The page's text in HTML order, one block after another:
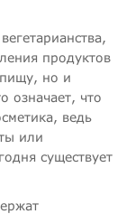
продуктов
но и
означает, что
ведь
или
существует